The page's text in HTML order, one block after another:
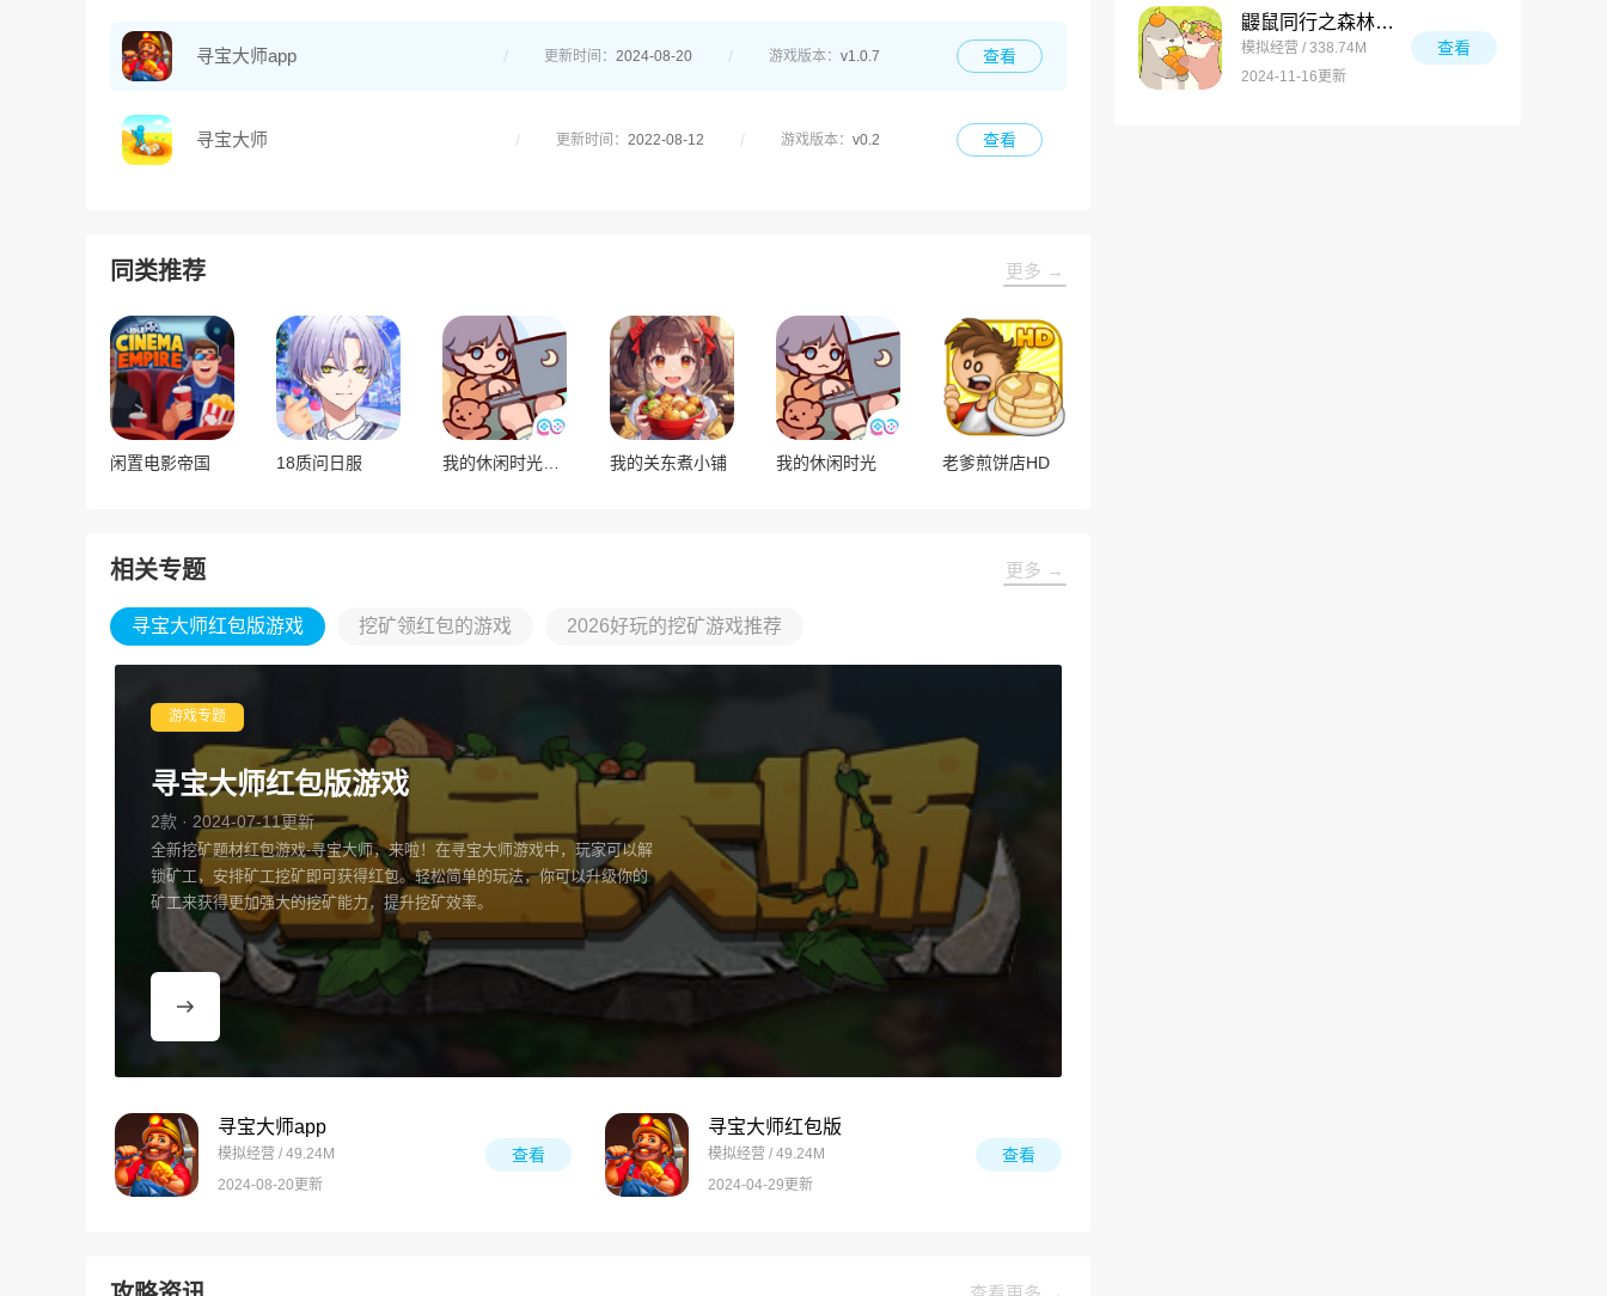
寻宝大师app 更新时间： 2024-08-20 游戏版本： v1.0.7 查看
寻宝大师 更新时间： 2022-08-12 游戏版本： v0.2 查看
同类推荐 更多 →
闲置电影帝国 18质问日服 我的关东煮小铺 我的休闲时光 老爹煎饼店HD
相关专题 更多 →
寻宝大师红包版游戏 挖矿领红包的游戏 2026好玩的挖矿游戏推荐
游戏专题
寻宝大师红包版游戏
2款 · 2024-07-11更新
全新挖矿题材红包游戏-寻宝大师，来啦！在寻宝大师游戏中，玩家可以解
锁矿工，安排矿工挖矿即可获得红包。轻松简单的玩法，你可以升级你的
矿工来获得更加强大的挖矿能力，提升挖矿效率。
寻宝大师app
模拟经营 / 49.24M
2024-08-20更新
查看
寻宝大师红包版
模拟经营 / 49.24M
2024-04-29更新
查看
鼹鼠同行之森林之家万圣节版
模拟经营 / 338.74M
2024-11-16更新
查看